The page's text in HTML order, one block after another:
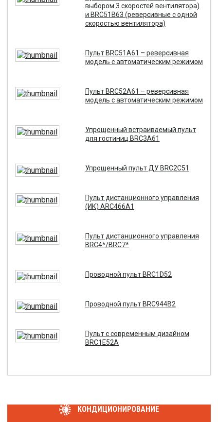
выбором 3 скоростей вентилятора)
и BRC51B63 (реверсивные с одной
скоростью вентилятора)
Пульт BRC51A61 – реверсивная
модель с автоматическим режимом
Пульт BRC52A61 – реверсивная
модель с автоматическим режимом
Упрощенный встраиваемый пульт
для гостиниц BRC3A61
Упрощенный пульт ДУ BRC2C51
Пульт дистанционного управления
(ИК) ARC466A1
Пульт дистанционного управления
BRC4*/BRC7*
Проводной пульт BRC1D52
Проводной пульт BRC944B2
Пульт c современным дизайном
BRC1E52A
КОНДИЦИОНИРОВАНИЕ